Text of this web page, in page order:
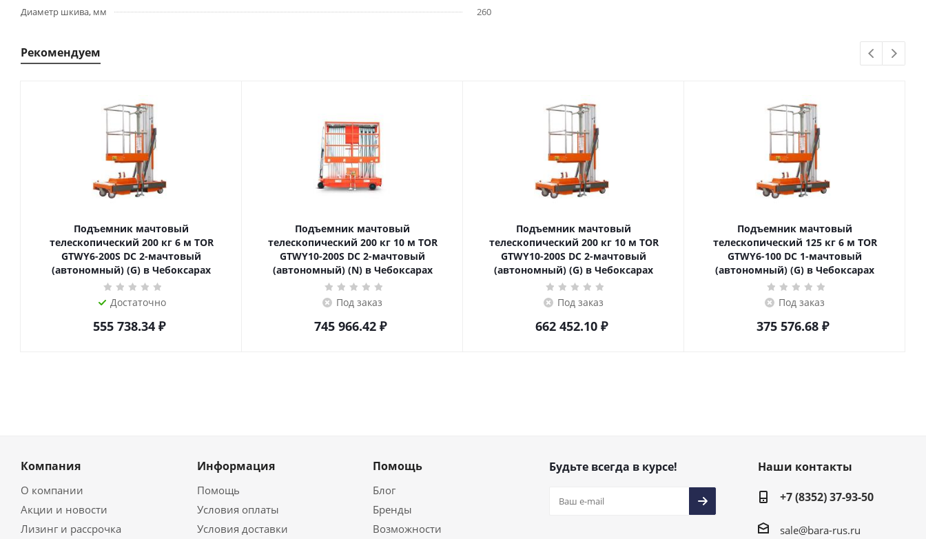
Диаметр шкива, мм
260
Рекомендуем
Подъемник мачтовый
телескопический 200 кг 6 м TOR
GTWY6-200S DC 2-мачтовый
(автономный) (G) в Чебоксарах
Достаточно
555 738.34₽
Подъемник мачтовый
телескопический 200 кг 10 м TOR
GTWY10-200S DC 2-мачтовый
(автономный) (N) в Чебоксарах
Под заказ
745 966.42₽
Подъемник мачтовый
телескопический 200 кг 10 м TOR
GTWY10-200S DC 2-мачтовый
(автономный) (G) в Чебоксарах
Под заказ
662 452.10₽
Подъемник мачтовый
телескопический 125 кг 6 м TOR
GTWY6-100 DC 1-мачтовый
(автономный) (G) в Чебоксарах
Под заказ
375 576.68₽
Компания
О компании
Акции и новости
Лизинг и рассрочка
Информация
Помощь
Условия оплаты
Условия доставки
Помощь
Блог
Бренды
Возможности
Будьте всегда в курсе!
Наши контакты
+7 (8352) 37-93-50
sale@bara-rus.ru